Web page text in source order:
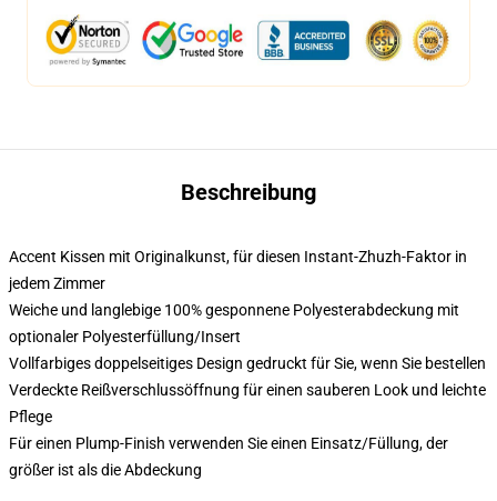
Beschreibung
Accent Kissen mit Originalkunst, für diesen Instant-Zhuzh-Faktor in
jedem Zimmer
Weiche und langlebige 100% gesponnene Polyesterabdeckung mit
optionaler Polyesterfüllung/Insert
Vollfarbiges doppelseitiges Design gedruckt für Sie, wenn Sie bestellen
Verdeckte Reißverschlussöffnung für einen sauberen Look und leichte
Pflege
Für einen Plump-Finish verwenden Sie einen Einsatz/Füllung, der
größer ist als die Abdeckung